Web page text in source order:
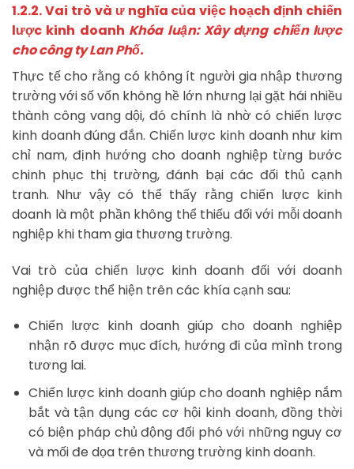
1.2.2. Vai trò và ư nghĩa của việc hoạch định chiến
lược kinh doanh Khóa luận: Xây dựng chiến lược
cho công ty Lan Phố.
Thực tế cho rằng có không ít người gia nhập thương
trường với số vốn không hề lớn nhưng lại gặt hái nhiều
thành công vang dội, đó chính là nhờ có chiến lược
kinh doanh đúng đắn. Chiến lược kinh doanh như kim
chỉ nam, định hướng cho doanh nghiệp từng bước
chinh phục thị trường, đánh bại các đối thủ cạnh
tranh. Như vậy có thể thấy rằng chiến lược kinh
doanh là một phần không thể thiếu đối với mỗi doanh
nghiệp khi tham gia thương trường.
Vai trò của chiến lược kinh doanh đối với doanh
nghiệp được thể hiện trên các khía cạnh sau:
Chiến lược kinh doanh giúp cho doanh nghiệp
nhận rõ được mục đích, hướng đi của mình trong
tương lai.
Chiến lược kinh doanh giúp cho doanh nghiệp nắm
bắt và tận dụng các cơ hội kinh doanh, đồng thời
có biện pháp chủ động đối phó với những nguy cơ
và mối đe dọa trên thương trường kinh doanh.